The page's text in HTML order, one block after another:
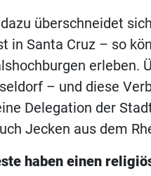
überschneidet
in Santa Cruz – so
erleben.
– und diese
Delegation der
Jecken aus dem
haben einen